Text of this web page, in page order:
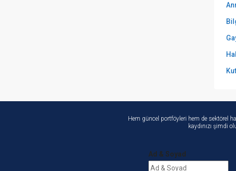
Hem güncel portföyleri hem de sektörel
kaydınızı şimdi
Ad & Soyad